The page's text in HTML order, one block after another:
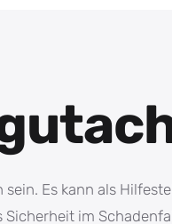
Es kann als
im